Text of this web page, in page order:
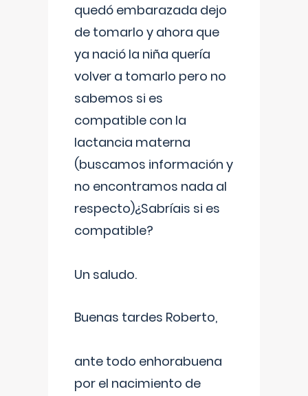
quedó embarazada dejo
de tomarlo y ahora que
ya nació la niña quería
volver a tomarlo pero no
sabemos si es
compatible con la
lactancia materna
(buscamos información y
no encontramos nada al
respecto)¿Sabríais si es
compatible?
Un saludo.
Buenas tardes Roberto,
ante todo enhorabuena
por el nacimiento de